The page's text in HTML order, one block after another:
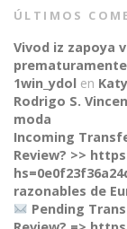
ÚLTIMOS
Vivod iz zapoya
prematuramente
1win_ydol en
Rodrigo S.
moda
Incoming
Review? >>
razonables de
Pending